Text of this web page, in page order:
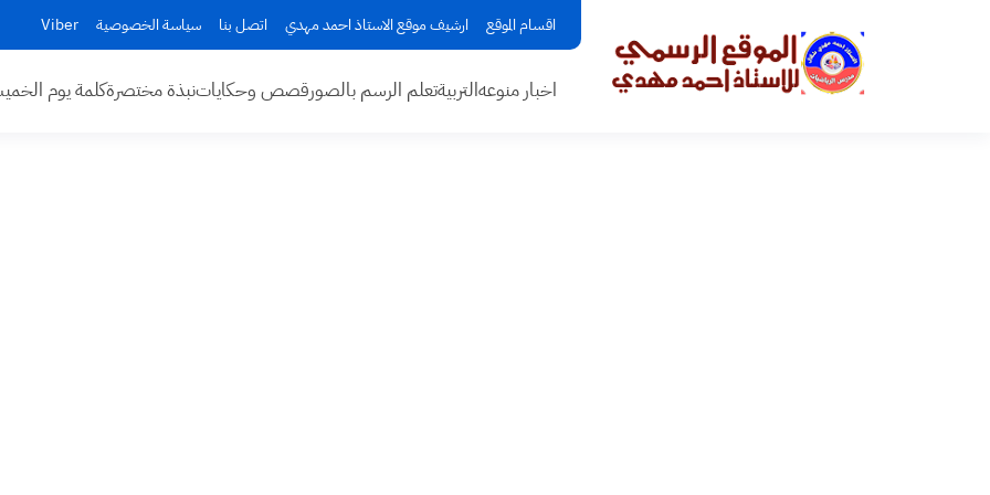
اقسام الموقع ارشيف موقع الاستاذ احمد مهدي اتصل بنا سياسة الخصوصية Viber
اخبار منوعهالتربيةتعلم الرسم بالصورقصص وحكاياتنبذة مختصرةكلمة يوم